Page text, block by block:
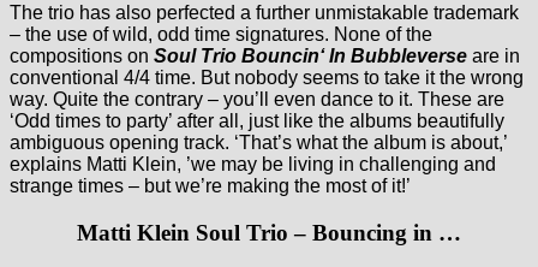
The trio has also perfected a further unmistakable trademark
– the use of wild, odd time signatures. None of the
compositions on Soul Trio Bouncin‘ In Bubbleverse are in
conventional 4/4 time. But nobody seems to take it the wrong
way. Quite the contrary – you’ll even dance to it. These are
‘Odd times to party’ after all, just like the albums beautifully
ambiguous opening track. ‘That’s what the album is about,’
explains Matti Klein, ’we may be living in challenging and
strange times – but we’re making the most of it!’
Matti Klein Soul Trio – Bouncing in …